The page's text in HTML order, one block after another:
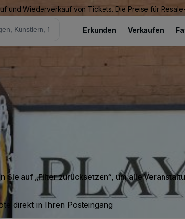
und Wiederverkauf von Tickets. Die Preise für
Erkunden Verkaufen
Sie auf „Filter zurücksetzen“, um alle
direkt in Ihren Posteingang